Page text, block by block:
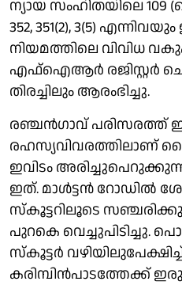
ന്യായ സംഹിതയിലെ 109
352, 351(2), 3(5)
നിയമത്തിലെ വിവിധ
എഫ്ഐആർ രജിസ്റ്റർ
തിരച്ചിലും ആരംഭിച്ചു.
രഞ്ചൻഗാവ് പരിസരത്ത്
രഹസ്യവിവരത്തിലാണ്
ഇവിടം
ഇത്. മാൾട്ടൻ റോഡിൽ
സ്കൂട്ടറിലൂടെ
പുറകെ വെച്ചുപിടിച്ചു.
സ്കൂട്ടർ
കരിമ്പിൻപാടത്തേക്ക്